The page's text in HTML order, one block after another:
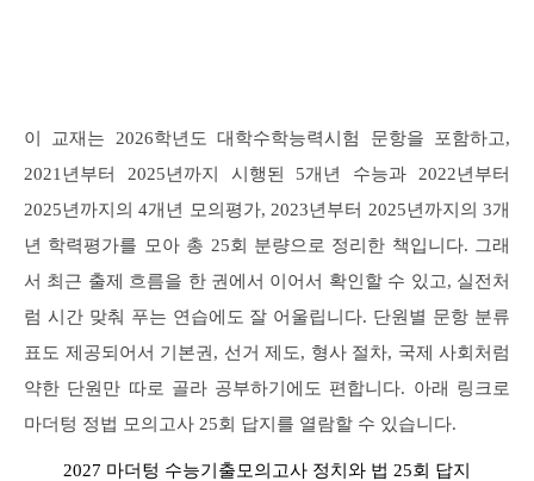
이 교재는 2026학년도 대학수학능력시험 문항을 포함하고,
2021년부터 2025년까지 시행된 5개년 수능과 2022년부터
2025년까지의 4개년 모의평가, 2023년부터 2025년까지의 3개
년 학력평가를 모아 총 25회 분량으로 정리한 책입니다. 그래
서 최근 출제 흐름을 한 권에서 이어서 확인할 수 있고, 실전처
럼 시간 맞춰 푸는 연습에도 잘 어울립니다. 단원별 문항 분류
표도 제공되어서 기본권, 선거 제도, 형사 절차, 국제 사회처럼
약한 단원만 따로 골라 공부하기에도 편합니다. 아래 링크로
마더텅 정법 모의고사 25회 답지를 열람할 수 있습니다.
2027 마더텅 수능기출모의고사 정치와 법 25회 답지